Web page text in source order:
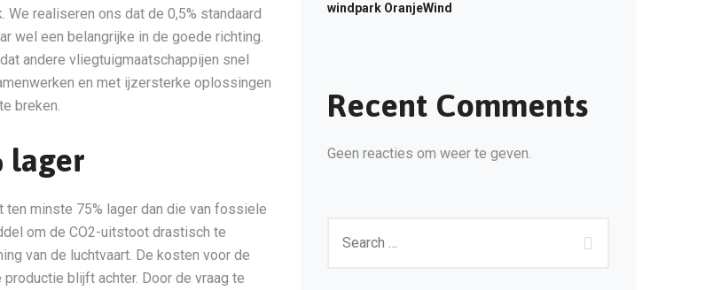
realiseren ons dat de 0,5% standaard
wel een belangrijke in de goede richting.
andere vliegtuigmaatschappijen snel
en met ijzersterke oplossingen
breken.
lager
minste 75% lager dan die van fossiele
om de CO2-uitstoot drastisch te
van de luchtvaart. De kosten voor de
blijft achter. Door de vraag te
windpark OranjeWind
Recent Comments
Geen reacties om weer te geven.